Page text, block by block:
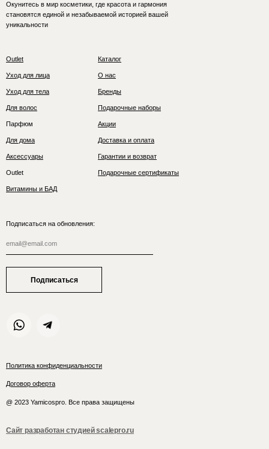
Outlet
Окунитесь в мир косметики, где красота и гармония
становятся единой и незабываемой историей вашей
уникальности
Политика конфиденциальности
Договор оферта
@ 2023 Yamicospro. Все права защищены
Уход для лица
Уход для тела
Для волос
Парфюм
Для дома
Аксессуары
Сайт разработан студией scalepro.ru
Outlet
Витамины и БАД
Каталог
О нас
Бренды
Подарочные наборы
Акции
Доставка и оплата
Гарантии и возврат
Подарочные сертификаты
Подписаться на обновления:
Подписаться